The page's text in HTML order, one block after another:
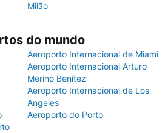
Milão
do mundo
Aeroporto Internacional de Miami
Aeroporto Internacional Arturo
Merino Benítez
Aeroporto Internacional de Los
Angeles
Aeroporto do Porto